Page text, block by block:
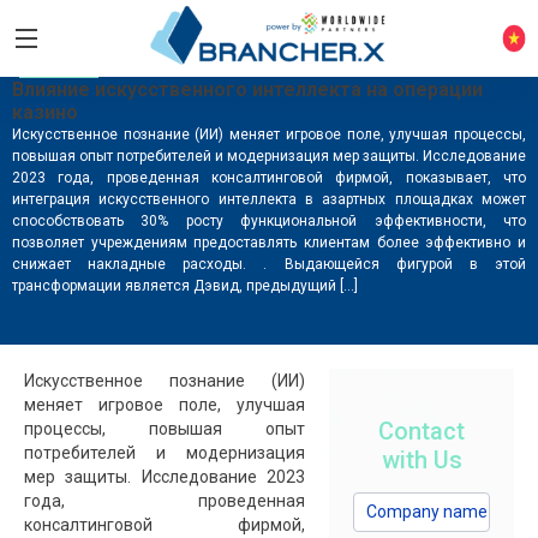
Влияние искусственного интеллекта на операции
казино
Искусственное познание (ИИ) меняет игровое поле, улучшая процессы,
повышая опыт потребителей и модернизация мер защиты. Исследование
2023 года, проведенная консалтинговой фирмой, показывает, что
интеграция искусственного интеллекта в азартных площадках может
способствовать 30% росту функциональной эффективности, что
позволяет учреждениям предоставлять клиентам более эффективно и
снижает накладные расходы. . Выдающейся фигурой в этой
трансформации является Дэвид, предыдущий […]
Искусственное познание (ИИ)
меняет игровое поле, улучшая
процессы, повышая опыт
потребителей и модернизация
мер защиты. Исследование 2023
года, проведенная
консалтинговой фирмой,
Contact
with Us